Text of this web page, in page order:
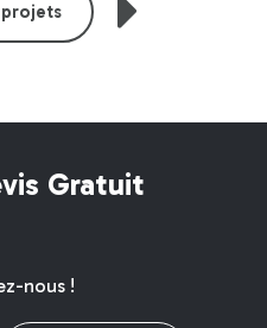
Gratuit
nous !